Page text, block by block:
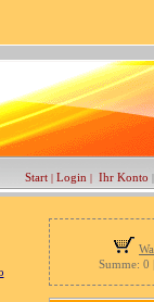
Start | Login | Ihr Konto |
Summe: 0 |